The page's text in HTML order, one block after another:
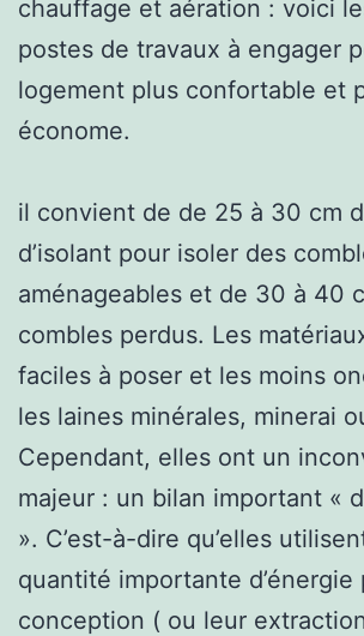
chauffage et aération : voici
postes de travaux à engager
logement plus confortable et
économe.
il convient de de 25 à 30 cm
d’isolant pour isoler des
aménageables et de 30 à 40
combles perdus. Les
faciles à poser et les moins
les laines minérales, minerai
Cependant, elles ont un
majeur : un bilan important «
». C’est-à-dire qu’elles
quantité importante d’énergie
conception ( ou leur